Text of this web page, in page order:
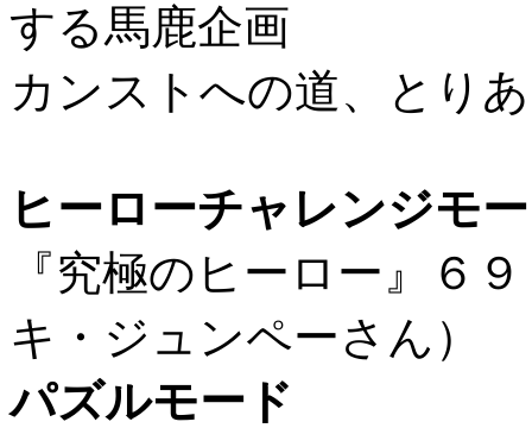
する馬鹿企画
カンストへの道、とり
ヒーローチャレンジモ
『究極のヒーロー
キ・ジュンペーさん）
パズルモード